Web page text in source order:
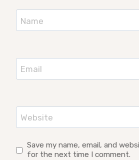
Name
Email
Website
Save my name, email, and
for the next time I comment.